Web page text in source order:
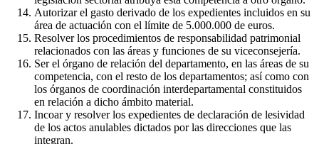
Autorizar el gasto derivado de los expedientes incluidos en su
área de actuación con el límite de 5.000.000 de euros.
Resolver los procedimientos de responsabilidad patrimonial
relacionados con las áreas y funciones de su viceconsejería.
Ser el órgano de relación del departamento, en las áreas de su
competencia, con el resto de los departamentos; así como con
los órganos de coordinación interdepartamental constituidos
en relación a dicho ámbito material.
Incoar y resolver los expedientes de declaración de lesividad
de los actos anulables dictados por las direcciones que las
integran.